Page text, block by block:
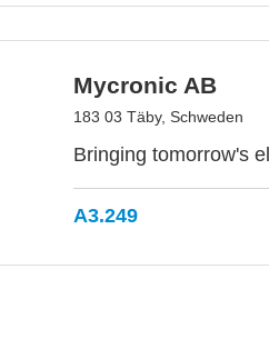
Mycronic AB
183 03 Täby, Schweden
Bringing tomorrow's
A3.249